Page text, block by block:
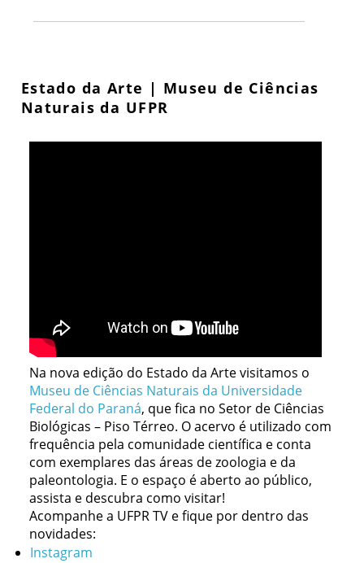
Estado da Arte | Museu de Ciências
Naturais da UFPR
Na nova edição do Estado da Arte visitamos o
Museu de Ciências Naturais da Universidade
Federal do Paraná, que fica no Setor de Ciências
Biológicas – Piso Térreo. O acervo é utilizado com
frequência pela comunidade científica e conta
com exemplares das áreas de zoologia e da
paleontologia. E o espaço é aberto ao público,
assista e descubra como visitar!
Acompanhe a UFPR TV e fique por dentro das
novidades:
Instagram